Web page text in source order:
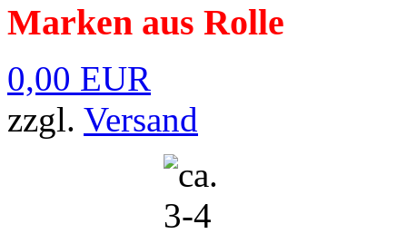
Marken aus Rolle
0,00 EUR
zzgl. Versand